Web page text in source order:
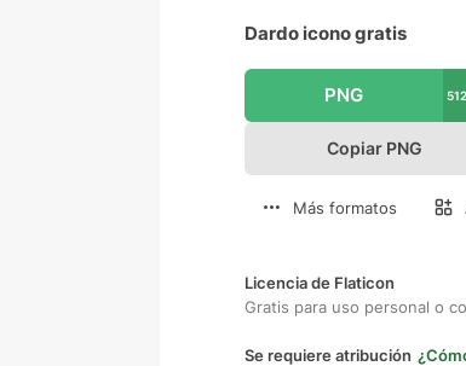
Dardo icono gratis
PNG
Copiar PNG
Más formatos
Licencia de Flaticon
Gratis para uso personal o
Se requiere atribución